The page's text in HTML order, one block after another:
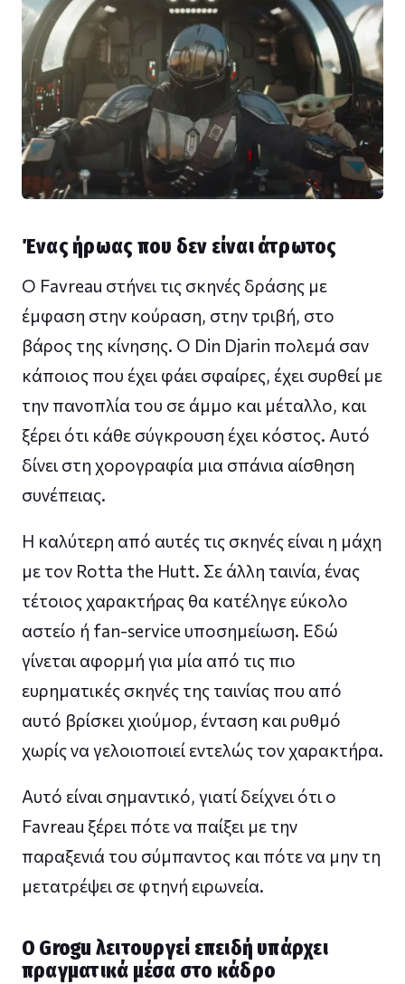
Ένας ήρωας που δεν είναι άτρωτος
Ο Favreau στήνει τις σκηνές δράσης με
έμφαση στην κούραση, στην τριβή, στο
βάρος της κίνησης. Ο Din Djarin πολεμά σαν
κάποιος που έχει φάει σφαίρες, έχει συρθεί με
την πανοπλία του σε άμμο και μέταλλο, και
ξέρει ότι κάθε σύγκρουση έχει κόστος. Αυτό
δίνει στη χορογραφία μια σπάνια αίσθηση
συνέπειας.
Η καλύτερη από αυτές τις σκηνές είναι η μάχη
με τον Rotta the Hutt. Σε άλλη ταινία, ένας
τέτοιος χαρακτήρας θα κατέληγε εύκολο
αστείο ή fan-service υποσημείωση. Εδώ
γίνεται αφορμή για μία από τις πιο
ευρηματικές σκηνές της ταινίας που από
αυτό βρίσκει χιούμορ, ένταση και ρυθμό
χωρίς να γελοιοποιεί εντελώς τον χαρακτήρα.
Αυτό είναι σημαντικό, γιατί δείχνει ότι ο
Favreau ξέρει πότε να παίξει με την
παραξενιά του σύμπαντος και πότε να μην τη
μετατρέψει σε φτηνή ειρωνεία.
Ο Grogu λειτουργεί επειδή υπάρχει
πραγματικά μέσα στο κάδρο